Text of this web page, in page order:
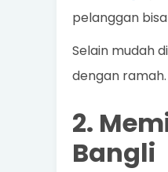
pelanggan
Selain mudah
dengan
2.
Bangli